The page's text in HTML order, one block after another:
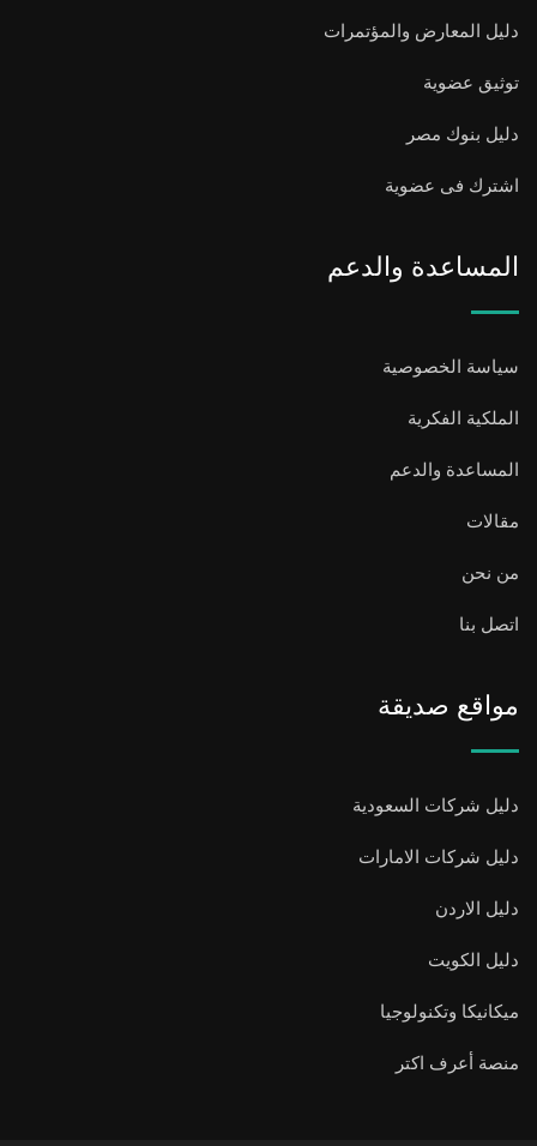
دليل المعارض والمؤتمرات
توثيق عضوية
دليل بنوك مصر
اشترك فى عضوية
المساعدة والدعم
سياسة الخصوصية
الملكية الفكرية
المساعدة والدعم
مقالات
من نحن
اتصل بنا
مواقع صديقة
دليل شركات السعودية
دليل شركات الامارات
دليل الاردن
دليل الكويت
ميكانيكا وتكنولوجيا
منصة أعرف اكتر